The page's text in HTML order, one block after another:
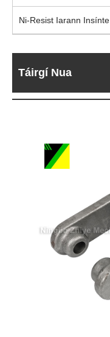
Ni-Resist Iarann ​​Insínte
Táirgí Nua